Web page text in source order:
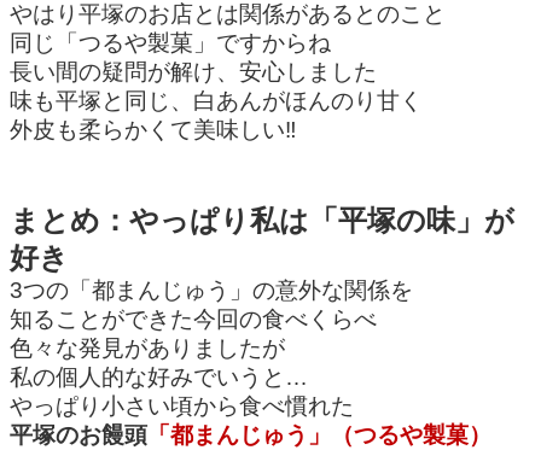
やはり平塚のお店とは関係があるとのこと
同じ「つるや製菓」ですからね
長い間の疑問が解け、安心しました
味も平塚と同じ、白あんがほんのり甘く
外皮も柔らかくて美味しい‼
まとめ：やっぱり私は「平塚の味」が
好き
3つの「都まんじゅう」の意外な関係を
知ることができた今回の食べくらべ
色々な発見がありましたが
私の個人的な好みでいうと…
やっぱり小さい頃から食べ慣れた
平塚のお饅頭 「都まんじゅう」（つるや製菓）